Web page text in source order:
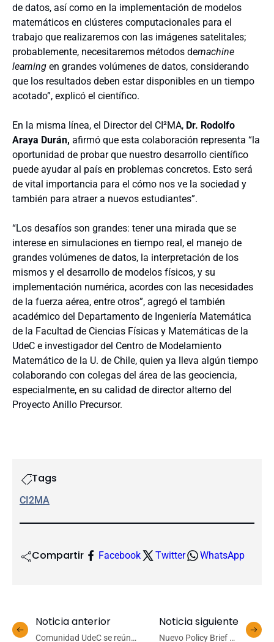
de datos, así como en la implementación de modelos
matemáticos en clústeres computacionales para el
trabajo que realizaremos con las imágenes satelitales;
probablemente, necesitaremos métodos demachine
learning en grandes volúmenes de datos, considerando
que los resultados deben estar disponibles en un tiempo
acotado”, explicó el científico.
En la misma línea, el Director del CI²MA, Dr. Rodolfo
Araya Durán, afirmó que esta colaboración representa “la
oportunidad de probar que nuestro desarrollo científico
puede ayudar al país en problemas concretos. Esto será
de vital importancia para el cómo nos ve la sociedad y
también para atraer a nuevos estudiantes”.
“Los desafíos son grandes: tener una mirada que se
interese en simulaciones en tiempo real, el manejo de
grandes volúmenes de datos, la interpretación de los
mismos y el desarrollo de modelos físicos, y su
implementación numérica, acordes con las necesidades
de la fuerza aérea, entre otros”, agregó el también
académico del Departamento de Ingeniería Matemática
de la Facultad de Ciencias Físicas y Matemáticas de la
UdeC e investigador del Centro de Modelamiento
Matemático de la U. de Chile, quien ya lleva algún tiempo
colaborando con colegas del área de las geociencia,
especialmente, en su calidad de director alterno del
Proyecto Anillo Precursor.
Tags
CI2MA
Compartir Facebook Twitter WhatsApp
Noticia anterior
Comunidad UdeC se reúne
Noticia siguiente
Nuevo Policy Brief de